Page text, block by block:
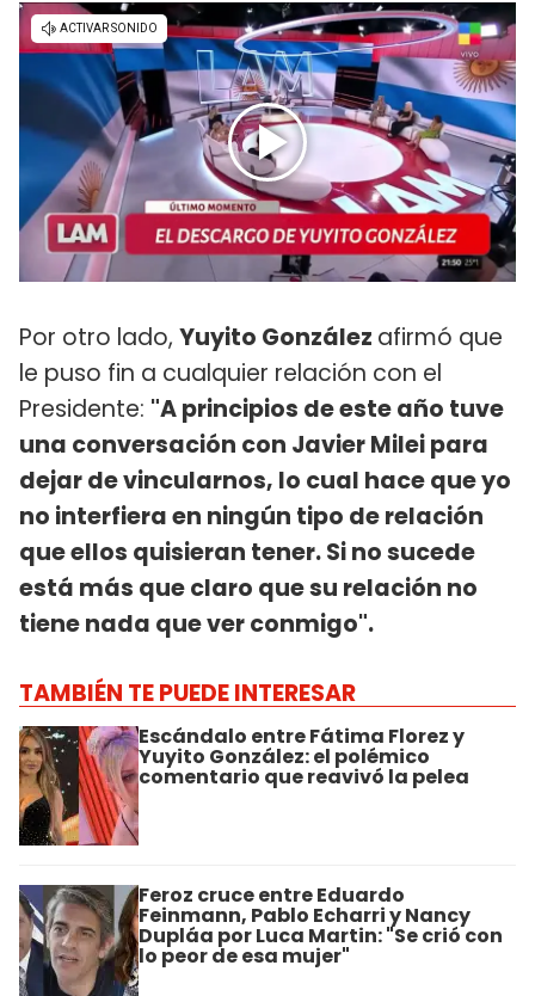
Por otro lado, Yuyito González afirmó que
le puso fin a cualquier relación con el
Presidente: "A principios de este año tuve
una conversación con Javier Milei para
dejar de vincularnos, lo cual hace que yo
no interfiera en ningún tipo de relación
que ellos quisieran tener. Si no sucede
está más que claro que su relación no
tiene nada que ver conmigo".
TAMBIÉN TE PUEDE INTERESAR
Escándalo entre Fátima Florez y
Yuyito González: el polémico
comentario que reavivó la pelea
Feroz cruce entre Eduardo
Feinmann, Pablo Echarri y Nancy
Dupláa por Luca Martin: "Se crió con
lo peor de esa mujer"